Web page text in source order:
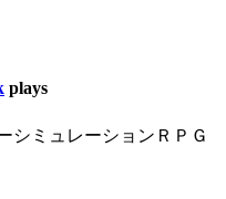
plays
シミュレーションＲＰＧ